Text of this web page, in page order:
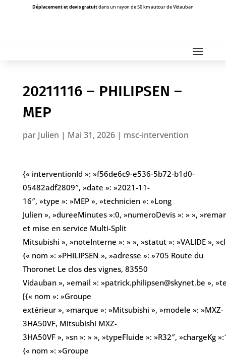
Déplacement et devis gratuitdans un rayon de 50 km autour de Vidauban
20211116 – PHILIPSEN –
MEP
par Julien | Mai 31, 2026| msc-intervention
{« interventionId »: »f56de6c9-e536-5b72-b1d0-
05482adf2809″, »date »: »2021-11-
16″, »type »: »MEP », »technicien »: »Long
Julien », »dureeMinutes »:0, »numeroDevis »: » »,
et mise en service Multi-Split
Mitsubishi », »noteInterne »: » », »statut »: »VALIDE »,
{« nom »: »PHILIPSEN », »adresse »: »705 Route du
Thoronet Le clos des vignes, 83550
Vidauban », »email »: »patrick.philipsen@skynet.be »,
[{« nom »: »Groupe
extérieur », »marque »: »Mitsubishi », »modele »: »MXZ-
3HA50VF, Mitsubishi MXZ-
3HA50VF », »sn »: » », »typeFluide »: »R32″, »chargeKg
{« nom »: »Groupe